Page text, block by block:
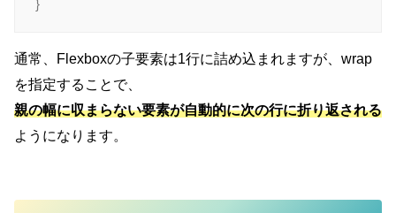
通常、Flexboxの子要素は1行に詰め込まれますが、wrap
を指定することで、
親の幅に収まらない要素が自動的に次の行に折り返される
ようになります。